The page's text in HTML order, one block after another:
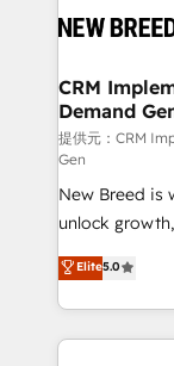
革を、構想か
の統合・浸透・変
計・構築：リ
計・導線設計
提供。 ▸ 既存
Marketo・
データ移行と
ンツとサイト構造を最適化
か？ ✓
ード受賞・
and system
trainers to drive
Generation - Full-funnel marketing and high-
performance
Expert
to automate growth. 🏆 Elite
expertise. - A team of 250+ experts dedicated to
your resilient
CRM
Demand
提供元：CRM
Gen
New Breed is
unlock
companies
customer
Loop
services,
Elite5.0